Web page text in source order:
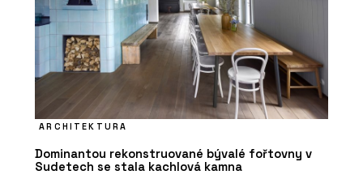
ARCHITEKTURA
Dominantou rekonstruované bývalé fořtovny v
Sudetech se stala kachlová kamna